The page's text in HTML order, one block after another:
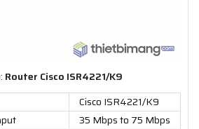
Router Cisco ISR4221/K9
Cisco ISR4221/K9
35 Mbps to 75 Mbps